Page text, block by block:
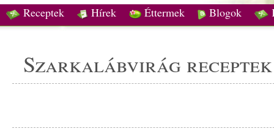
Receptek Hírek Éttermek Blogok
szarkalábvirág receptek